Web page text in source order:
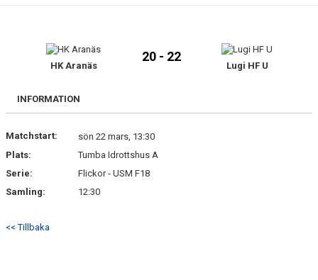
HK Aranäs
20 - 22
Lugi HF U
INFORMATION
Matchstart:
sön 22 mars, 13:30
Plats:
Tumba Idrottshus A
Serie:
Flickor - USM F18
Samling:
12:30
<< Tillbaka